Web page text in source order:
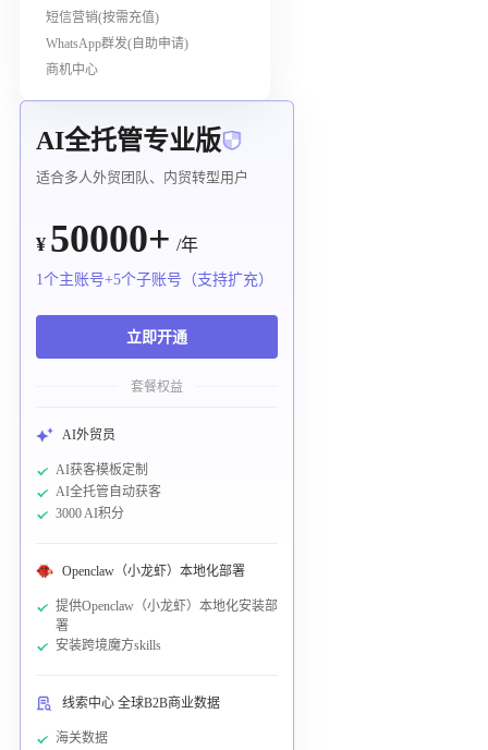
短信营销(按需充值)
WhatsApp群发(自助申请)
商机中心
AI全托管专业版
适合多人外贸团队、内贸转型用户
¥ 50000+ /年
1个主账号+5个子账号（支持扩充）
立即开通
套餐权益
AI外贸员
AI获客模板定制
AI全托管自动获客
3000 AI积分
Openclaw（小龙虾）本地化部署
提供Openclaw（小龙虾）本地化安装部
署
安装跨境魔方skills
线索中心 全球B2B商业数据
海关数据